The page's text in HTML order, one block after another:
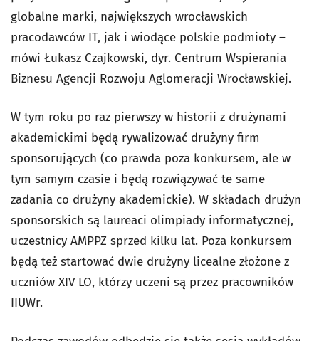
globalne marki, największych wrocławskich
pracodawców IT, jak i wiodące polskie podmioty –
mówi Łukasz Czajkowski, dyr. Centrum Wspierania
Biznesu Agencji Rozwoju Aglomeracji Wrocławskiej.
W tym roku po raz pierwszy w historii z drużynami
akademickimi będą rywalizować drużyny firm
sponsorujących (co prawda poza konkursem, ale w
tym samym czasie i będą rozwiązywać te same
zadania co drużyny akademickie). W składach drużyn
sponsorskich są laureaci olimpiady informatycznej,
uczestnicy AMPPZ sprzed kilku lat. Poza konkursem
będą też startować dwie drużyny licealne złożone z
uczniów XIV LO, którzy uczeni są przez pracowników
IIUWr.